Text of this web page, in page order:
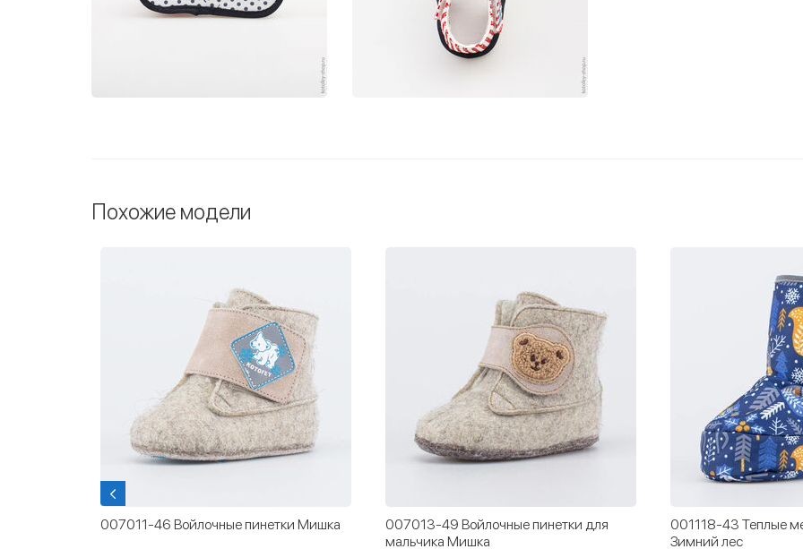
Похожие модели
007011-46 Войлочные пинетки Мишка
007013-49 Войлочные пинетки для
мальчика Мишка
001118-43 Теплые
Зимний лес